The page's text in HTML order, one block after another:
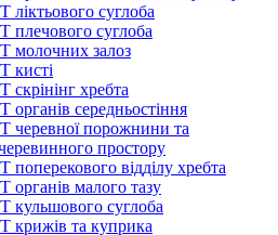
ліктьового суглоба
плечового суглоба
молочних залоз
кисті
скрінінг хребта
органів середньостіння
черевної порожнини та
простору
поперекового відділу хребта
органів малого тазу
кульшового суглоба
крижів та куприка